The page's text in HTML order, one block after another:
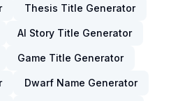
Thesis Title Generator
AI Story Title Generator
Game Title Generator
Dwarf Name Generator